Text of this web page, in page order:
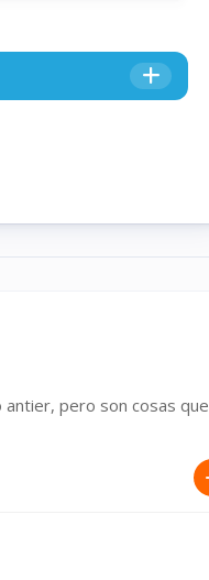
pero son cosas que